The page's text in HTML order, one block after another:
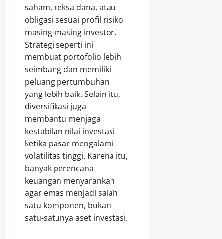
saham, reksa dana, atau
obligasi sesuai profil risiko
masing-masing investor.
Strategi seperti ini
membuat portofolio lebih
seimbang dan memiliki
peluang pertumbuhan
yang lebih baik. Selain itu,
diversifikasi juga
membantu menjaga
kestabilan nilai investasi
ketika pasar mengalami
volatilitas tinggi. Karena itu,
banyak perencana
keuangan menyarankan
agar emas menjadi salah
satu komponen, bukan
satu-satunya aset investasi.